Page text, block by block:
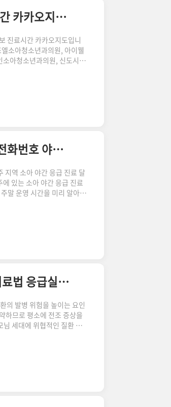
충남 대전 충북 달빛 어린이 병원 전화번호 병원정보 진료시간 카카오지도 주소 모음
진료시간 카카오지도입니
소아청소년과의원, 아이웰
아청소년과의원, 신도시이
시간, 카카오지도 연결 함께
이 나거나 갑자기 앓아누
가야..
전남 전북 광주 소아 야간 응급 진료 달빛 어린이 병원 주소 전화번호 야간진료 운영시간 주말
지역 소아 야간 응급 진료 달
있는 소아 야간 응급 진료
말 운영 시간을 미리 알아두
감안해 보건복지부에서 지
화로 확인 후 출발해 달라
기 ..
중년 남성 뇌경색 뇌졸중 뇌출혈 초기 전조 증상 골든타임 치료법 응급실 찾기
의 발병 위험을 높이는 요인
하므로 평소에 전조 증상을
님 세대에 위협적인 질환 중
는 예방법도 읽어보시고
다른 질환이 의심된다면 아
습니다. 먼저 뇌경색과..